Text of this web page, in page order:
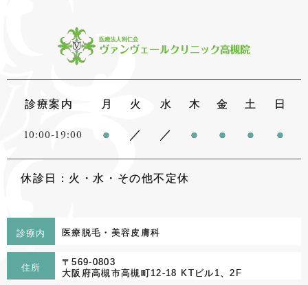
診療案内 月 火 水 木 金 土 日
10:00-19:00 ● ／ ／ ● ● ● ●
休診日：火・水・その他不定休
診療内
容
医療脱毛・美容皮膚科
住所
〒569-0803
大阪府高槻市高槻町12-18 KTビル1、2F